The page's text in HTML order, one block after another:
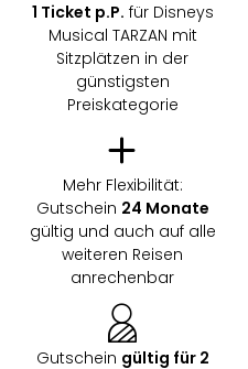
1 Ticket p.P. für Disneys
Musical TARZAN mit
Sitzplätzen in der
günstigsten
Preiskategorie
Mehr Flexibilität:
Gutschein 24 Monate
gültig und auch auf alle
weiteren Reisen
anrechenbar
Gutschein gültig für 2